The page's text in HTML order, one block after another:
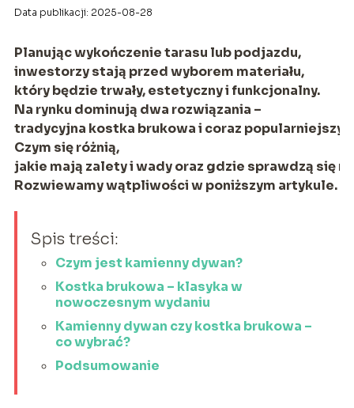
Data publikacji: 2025-08-28
Planując wykończenie tarasu lub podjazdu,
inwestorzy stają przed wyborem materiału,
który będzie trwały, estetyczny i funkcjonalny.
Na rynku dominują dwa rozwiązania –
tradycyjna kostka brukowa i coraz popularniejszy
Czym się różnią,
jakie mają zalety i wady oraz gdzie sprawdzą się
Rozwiewamy wątpliwości w poniższym artykule.
Spis treści:
Czym jest kamienny dywan?
Kostka brukowa – klasyka w
nowoczesnym wydaniu
Kamienny dywan czy kostka brukowa –
co wybrać?
Podsumowanie